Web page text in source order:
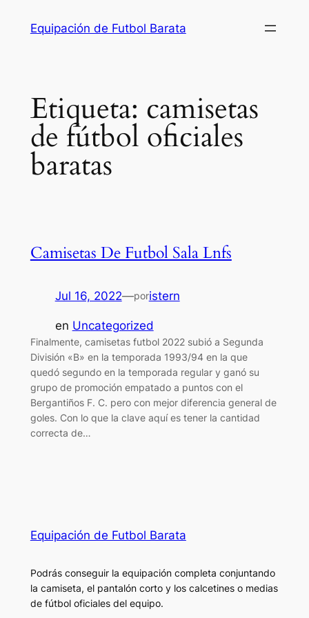
Equipación de Futbol Barata
Etiqueta: camisetas
de fútbol oficiales
baratas
Camisetas De Futbol Sala Lnfs
Jul 16, 2022—poristern
en Uncategorized
Finalmente, camisetas futbol 2022 subió a Segunda
División «B» en la temporada 1993/94 en la que
quedó segundo en la temporada regular y ganó su
grupo de promoción empatado a puntos con el
Bergantiños F. C. pero con mejor diferencia general de
goles. Con lo que la clave aquí es tener la cantidad
correcta de…
Equipación de Futbol Barata
Podrás conseguir la equipación completa conjuntando
la camiseta, el pantalón corto y los calcetines o medias
de fútbol oficiales del equipo.